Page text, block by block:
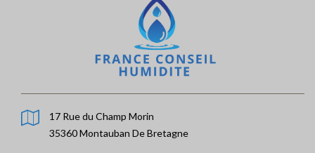
17 Rue du Champ Morin
35360 Montauban De Bretagne